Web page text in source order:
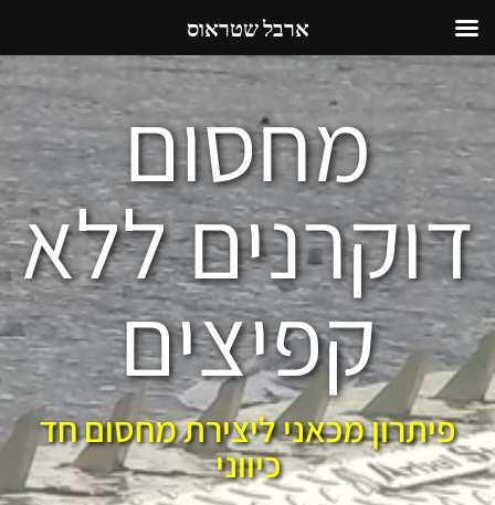
מחסום
דוקרנים ללא
קפיצים
פיתרון מכאני ליצירת מחסום חד
כיווני
ארבל שטראוס